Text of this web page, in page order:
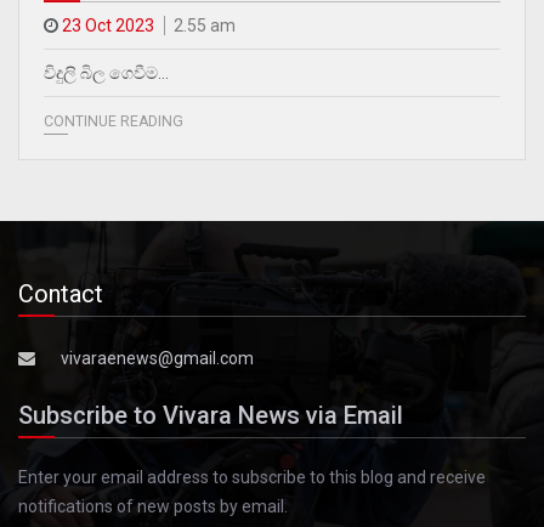
23 Oct 2023 2.55 am
විදුලි බිල ගෙවීම…
CONTINUE READING
Contact
vivaraenews@gmail.com
Subscribe to Vivara News via Email
Enter your email address to subscribe to this blog and receive
notifications of new posts by email.